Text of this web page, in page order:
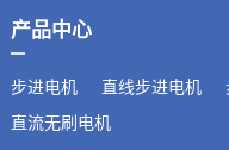
产品中心
步进电机 直线步进电机
直流无刷电机